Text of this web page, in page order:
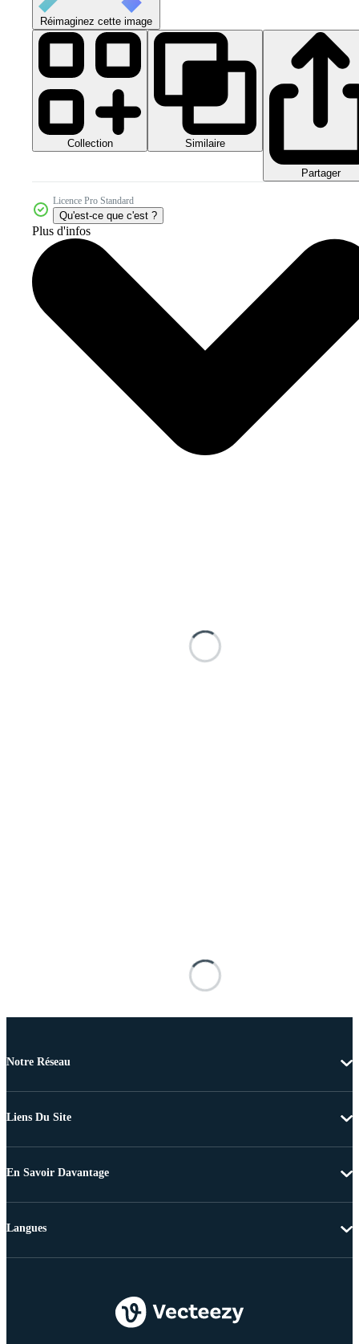
Réimaginez cette image
Collection Similaire
Partager
Licence Pro Standard
Qu'est-ce que c'est ?
Plus d'infos
Notre Réseau
Liens Du Site
En Savoir Davantage
Langues